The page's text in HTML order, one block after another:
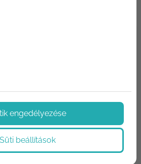
engedélyezése
Süti beállítások